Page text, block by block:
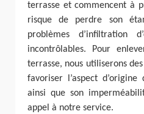
terrasse et commencent à
risque de perdre son
problèmes d’infiltration
incontrôlables. Pour
terrasse, nous utiliserons
favoriser l’aspect
ainsi que son
appel à notre service.